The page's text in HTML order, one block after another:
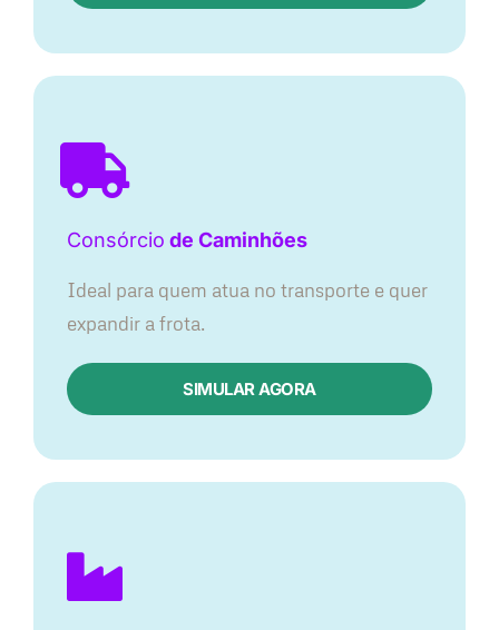
Consórcio de Caminhões
Ideal para quem atua no transporte e quer
expandir a frota.
SIMULAR AGORA